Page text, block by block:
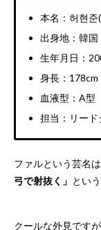
本名：허현준
出身地：韓
生年月日：
身長：178cm
血液型：A型
担当：リー
ファルという芸名
弓で射抜く」 とい
クールな外見です